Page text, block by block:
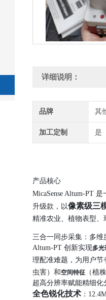
详细说明：
品牌 其
加工定制 是
产品核心
MicaSense Altum-PT 是
升级款，以像素级三
精准农业、植物表型、
三合一同步采集：多维
Altum-PT 创新实现多光
理配准难题，为用户
虫害）和 空间特征 （植
超高分辨率赋能精细化
全色锐化技术 ：